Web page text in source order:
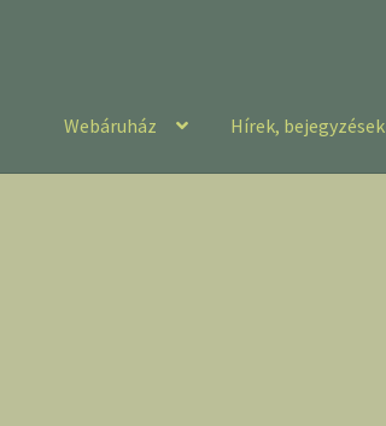
Webáruház Hírek, bejegyzések